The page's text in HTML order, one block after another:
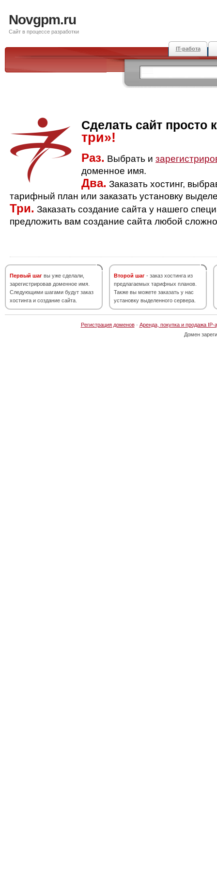
Novgpm.ru
Сайт в процессе разработки
IT-работа
Сделать сайт просто
три»!
Раз. Выбрать и
доменное имя.
Два. Заказать хостинг,
тарифный план или заказать установку
Три. Заказать создание сайта у нашего
предложить вам создание сайта любой
Первый шаг вы уже сделали,
зарегистрировав доменное имя.
Следующими шагами будут заказ
хостинга и создание сайта.
Второй шаг - заказ хостинга из
предлагаемых тарифных планов.
Также вы можете заказать у нас
установку выделенного сервера.
Регистрация доменов· Аренда, покупка и продажа IP-
Домен